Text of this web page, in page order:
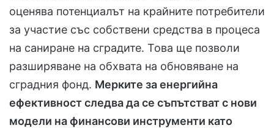
оценява потенциалът на крайните потребители
за участие със собствени средства в процеса
на саниране на сградите. Това ще позволи
разширяване на обхвата на обновяване на
сградния фонд. Мерките за енергийна
ефективност следва да се съпътстват с нови
модели на финансови инструменти като